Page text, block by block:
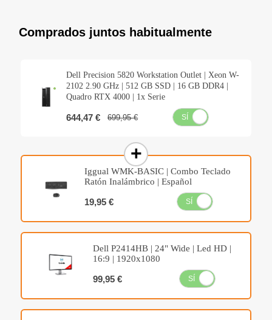
Comprados juntos habitualmente
Dell Precision 5820 Workstation Outlet | Xeon W-
2102 2.90 GHz | 512 GB SSD | 16 GB DDR4 |
Quadro RTX 4000 | 1x Serie
644,47 € 699,95 € SÍ
Iggual WMK-BASIC | Combo Teclado
Ratón Inalámbrico | Español
19,95 € SÍ
Dell P2414HB | 24" Wide | Led HD |
16:9 | 1920x1080
99,95 € SÍ